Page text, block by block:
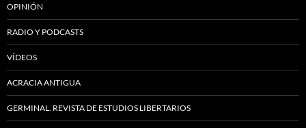
OPINIÓN
RADIO Y PODCASTS
VÍDEOS
ACRACIA ANTIGUA
GERMINAL. REVISTA DE ESTUDIOS LIBERTARIOS